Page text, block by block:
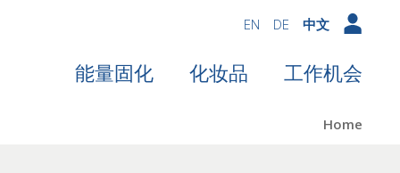
EN DE 中文
能量固化 化妆品 工作机会
Home